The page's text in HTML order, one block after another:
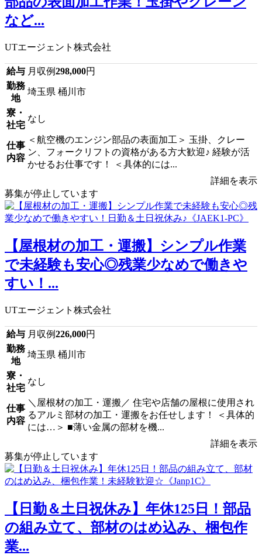
など...
UTエージェント株式会社
給与 月収例298,000円
勤務
地
埼玉県 桶川市
寮・
社宅
なし
仕事
内容
＜航空機のエンジン部品の表面加工＞ 玉掛、クレー
ン、フォークリフトの資格がある方大歓迎♪ 経験が活
かせるお仕事です！ ＜具体的には...
詳細を表示
募集が停止しています
【屋根材の加工・運搬】シンプル作業
で未経験も安心◎残業少なめで働きや
すい！...
UTエージェント株式会社
給与 月収例226,000円
勤務
地
埼玉県 桶川市
寮・
社宅
なし
仕事
内容
＼屋根材の加工・運搬／ 住宅や店舗の屋根に使用され
るアルミ部材の加工・運搬をお任せします！ ＜具体的
には…＞ ■薄い金属の部材を機...
詳細を表示
募集が停止しています
【日勤＆土日祝休み】年休125日！部品
の組み立て、部材のはめ込み、梱包作
業...